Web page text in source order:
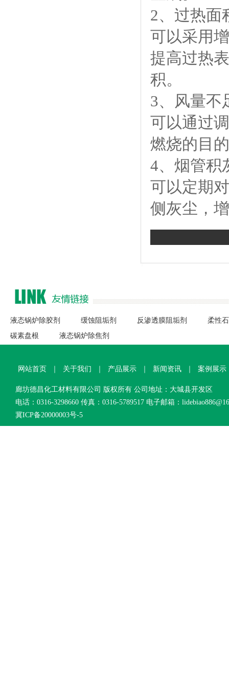
2、过热面
可以采用
提高过热
积。
3、风量不
可以通过
燃烧的目
4、烟管积
可以定期
侧灰尘，
液态锅炉除胶剂 缓蚀阻垢剂 反渗透膜阻垢剂
柔性
碳素盘根
液态锅炉除焦剂
网站首页 关于我们 产品展示 新闻资讯 案例展示
廊坊德昌化工材料有限公司 版权所有 公司地址：大城县开发区
电话：0316-3298660 传真：0316-5789517 电子邮箱：
冀ICP备20000003号-5